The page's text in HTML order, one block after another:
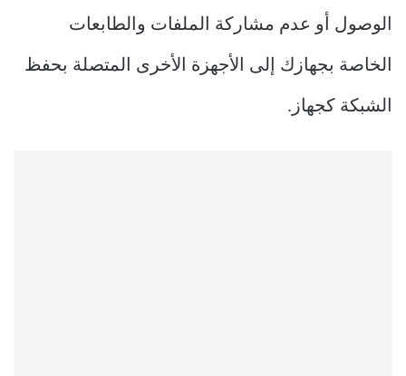
الوصول أو عدم مشاركة الملفات والطابعات
الخاصة بجهازك إلى الأجهزة الأخرى المتصلة بحفظ
الشبكة كجهاز.